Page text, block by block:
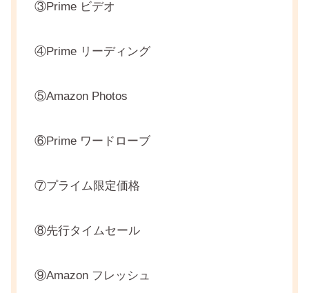
③Prime ビデオ
④Prime リーディング
⑤Amazon Photos
⑥Prime ワードローブ
⑦プライム限定価格
⑧先行タイムセール
⑨Amazon フレッシュ